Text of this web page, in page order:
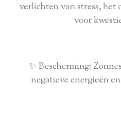
verlichten van stress, het
voor
✨ Bescherming:
negatieve energieën